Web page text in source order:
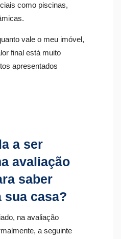
como piscinas,
vale o meu imóvel,
final está muito
apresentados
a ser
avaliação
saber
sua casa?
na avaliação
a seguinte